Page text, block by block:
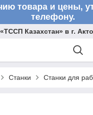
товара и цены,
телефону.
Казахстан» в г.
Станки Станки для